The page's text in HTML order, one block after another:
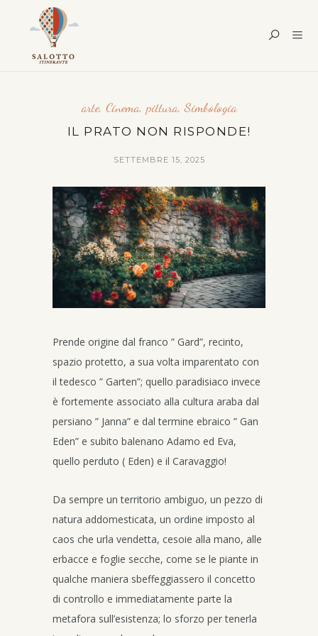
arte, Cinema, pittura,Simbologia
IL PRATO NON RISPONDE!
SETTEMBRE 15, 2025
Prende origine dal franco ” Gard”, recinto,
spazio protetto, a sua volta imparentato con
il tedesco ” Garten”; quello paradisiaco invece
è fortemente associato alla cultura araba dal
persiano ” Janna” e dal termine ebraico ” Gan
Eden” e subito balenano Adamo ed Eva,
quello perduto ( Eden) e il Caravaggio!
Da sempre un territorio ambiguo, un pezzo di
natura addomesticata, un ordine imposto al
caos che urla vendetta, cesoie alla mano, alle
erbacce e foglie secche, come se le piante in
qualche maniera sbeffeggiassero il concetto
di controllo e immediatamente parte la
metafora sull’esistenza; lo sforzo per tenerla